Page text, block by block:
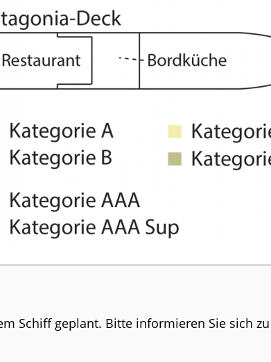
Schiff geplant. Bitte informieren Sie sich